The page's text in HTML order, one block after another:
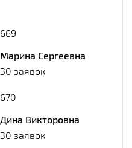
669
Марина Сергеевна
30 заявок
670
Дина Викторовна
30 заявок